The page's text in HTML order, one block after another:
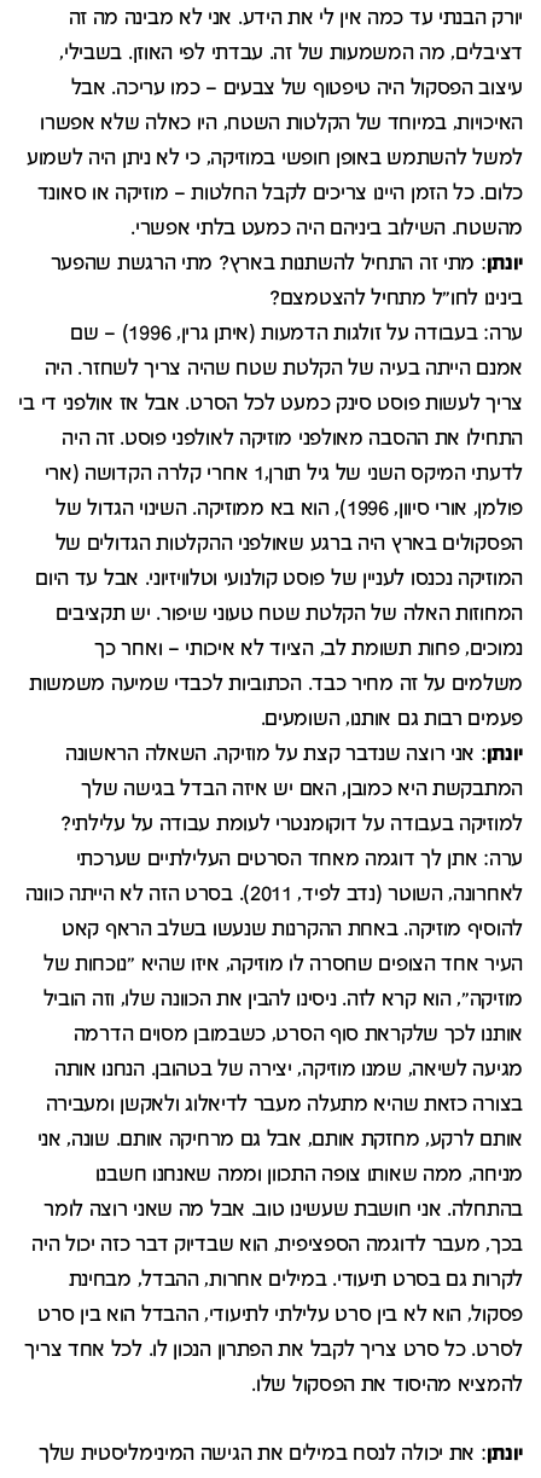
יורק הבנתי עד כמה אין לי את הידע. אני לא מבינה מה זה
דציבלים, מה המשמעות של זה. עבדתי לפי האוזן. בשבילי,
עיצוב הפסקול היה טיפטוף של צבעים – כמו עריכה. אבל
האיכויות, במיוחד של הקלטות השטח, היו כאלה שלא אפשרו
למשל להשתמש באופן חופשי במוזיקה, כי לא ניתן היה לשמוע
כלום. כל הזמן היינו צריכים לקבל החלטות – מוזיקה או סאונד
מהשטח. השילוב ביניהם היה כמעט בלתי אפשרי.
יונתן: מתי זה התחיל להשתנות בארץ? מתי הרגשת שהפער
בינינו לחו"ל מתחיל להצטמצם?
ערה: בעבודה על זולגות הדמעות (איתן גרין, 1996) – שם
אמנם הייתה בעיה של הקלטת שטח שהיה צריך לשחזר. היה
צריך לעשות פוסט סינק כמעט לכל הסרט. אבל אז אולפני די בי
התחילו את ההסבה מאולפני מוזיקה לאולפני פוסט. זה היה
לדעתי המיקס השני של גיל תורן,1 אחרי קלרה הקדושה (ארי
פולמן, אורי סיוון, 1996), הוא בא ממוזיקה. השינוי הגדול של
הפסקולים בארץ היה ברגע שאולפני ההקלטות הגדולים של
המוזיקה נכנסו לעניין של פוסט קולנועי וטלוויזיוני. אבל עד היום
המחוזות האלה של הקלטת שטח טעוני שיפור. יש תקציבים
נמוכים, פחות תשומת לב, הציוד לא איכותי – ואחר כך
משלמים על זה מחיר כבד. הכתוביות לכבדי שמיעה משמשות
פעמים רבות גם אותנו, השומעים.
יונתן: אני רוצה שנדבר קצת על מוזיקה. השאלה הראשונה
המתבקשת היא כמובן, האם יש איזה הבדל בגישה שלך
למוזיקה בעבודה על דוקומנטרי לעומת עבודה על עלילתי?
ערה: אתן לך דוגמה מאחד הסרטים העלילתיים שערכתי
לאחרונה, השוטר (נדב לפיד, 2011). בסרט הזה לא הייתה כוונה
להוסיף מוזיקה. באחת ההקרנות שנעשו בשלב הראף קאט
העיר אחד הצופים שחסרה לו מוזיקה, איזו שהיא "נוכחות של
מוזיקה", הוא קרא לזה. ניסינו להבין את הכוונה שלו, וזה הוביל
אותנו לכך שלקראת סוף הסרט, כשבמובן מסוים הדרמה
מגיעה לשיאה, שמנו מוזיקה, יצירה של בטהובן. הנחנו אותה
בצורה כזאת שהיא מתעלה מעבר לדיאלוג ולאקשן ומעבירה
אותם לרקע, מחזקת אותם, אבל גם מרחיקה אותם. שונה, אני
מניחה, ממה שאותו צופה התכוון וממה שאנחנו חשבנו
בהתחלה. אני חושבת שעשינו טוב. אבל מה שאני רוצה לומר
בכך, מעבר לדוגמה הספציפית, הוא שבדיוק דבר כזה יכול היה
לקרות גם בסרט תיעודי. במילים אחרות, ההבדל, מבחינת
פסקול, הוא לא בין סרט עלילתי לתיעודי, ההבדל הוא בין סרט
לסרט. כל סרט צריך לקבל את הפתרון הנכון לו. לכל אחד צריך
להמציא מהיסוד את הפסקול שלו.
יונתן: את יכולה לנסח במילים את הגישה המינימליסטית שלך